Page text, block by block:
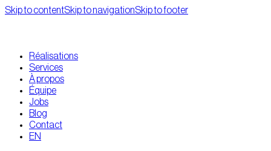
Skip to contentSkip to navigationSkip to footer
Réalisations
Services
À propos
Équipe
Jobs
Blog
Contact
EN